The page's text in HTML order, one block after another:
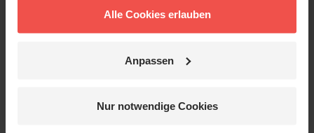
Alle Cookies erlauben
Anpassen
Nur notwendige Cookies
interessieren